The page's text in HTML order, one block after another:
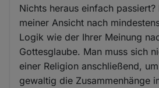
Nichts heraus einfach
meiner Ansicht nach
Logik wie der Ihrer Meinung
Gottesglaube. Man muss sich
einer Religion anschließend,
gewaltig die Zusammenhänge